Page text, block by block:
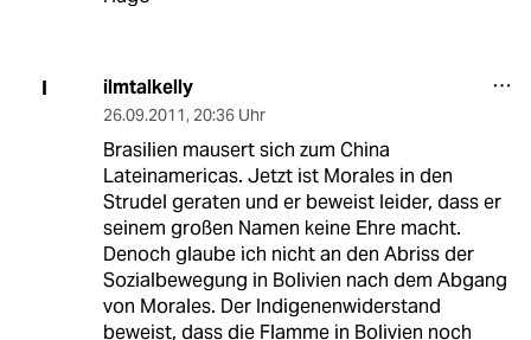
I ilmtalkelly
26.09.2011, 20:36 Uhr
Brasilien mausert sich zum China
Lateinamericas. Jetzt ist Morales in den
Strudel geraten und er beweist leider, dass er
seinem großen Namen keine Ehre macht.
Denoch glaube ich nicht an den Abriss der
Sozialbewegung in Bolivien nach dem Abgang
von Morales. Der Indigenenwiderstand
beweist, dass die Flamme in Bolivien noch